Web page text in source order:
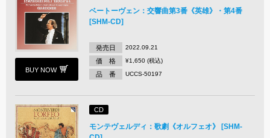
BUY NOW
ベートーヴェン：交響曲第3番《英雄》・第4番
[SHM-CD]
発売日 2022.09.21
価 格 ¥1,650 (税込)
品 番 UCCS-50197
CD
モンテヴェルディ：歌劇《オルフェオ》 [SHM-